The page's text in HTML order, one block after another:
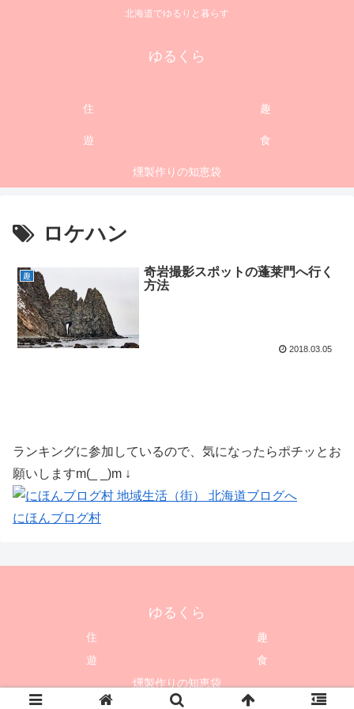
北海道でゆるりと暮らす
ゆるくら
住 趣
遊 食
燻製作りの知恵袋
ロケハン
趣
奇岩撮影スポットの蓬莱門へ行く
方法
2018.03.05
ランキングに参加しているので、気になったらポチッとお
願いしますm(_ _)m ↓
にほんブログ村
ゆるくら
住
趣
遊
食
燻製作りの知恵袋